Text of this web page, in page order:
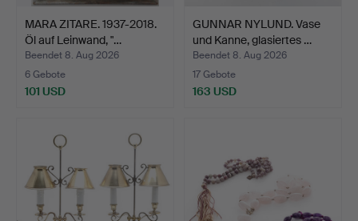
MARA ZITARE. 1937-2018.
Öl auf Leinwand, "…
Beendet 8. Aug 2026
6 Gebote
101 USD
GUNNAR NYLUND. Vase
und Kanne, glasiertes …
Beendet 8. Aug 2026
17 Gebote
163 USD